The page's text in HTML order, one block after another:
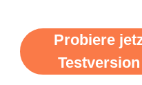
Probiere